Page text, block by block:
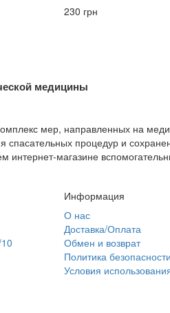
230 грн
медицины
мер, направленных на
спасательных процедур и
интернет-магазине
Информация
О нас
Доставка/Оплата
Обмен и возврат
Политика безопасности
Условия